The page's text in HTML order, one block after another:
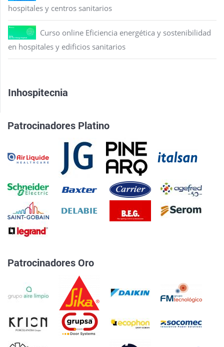
hospitales y centros sanitarios
Curso online Eficiencia energética y sostenibilidad
en hospitales y edificios sanitarios
Inhospitecnia
Patrocinadores Platino
Patrocinadores Oro